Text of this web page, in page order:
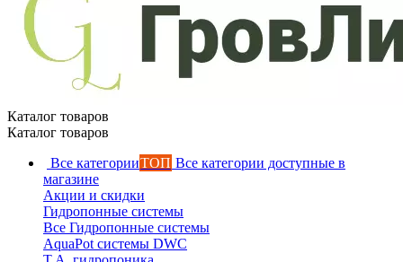
Каталог товаров
Каталог товаров
Все категорииТОП Все категории доступные в
магазине
Акции и скидки
Гидропонные системы
Все Гидропонные системы
AquaPot системы DWC